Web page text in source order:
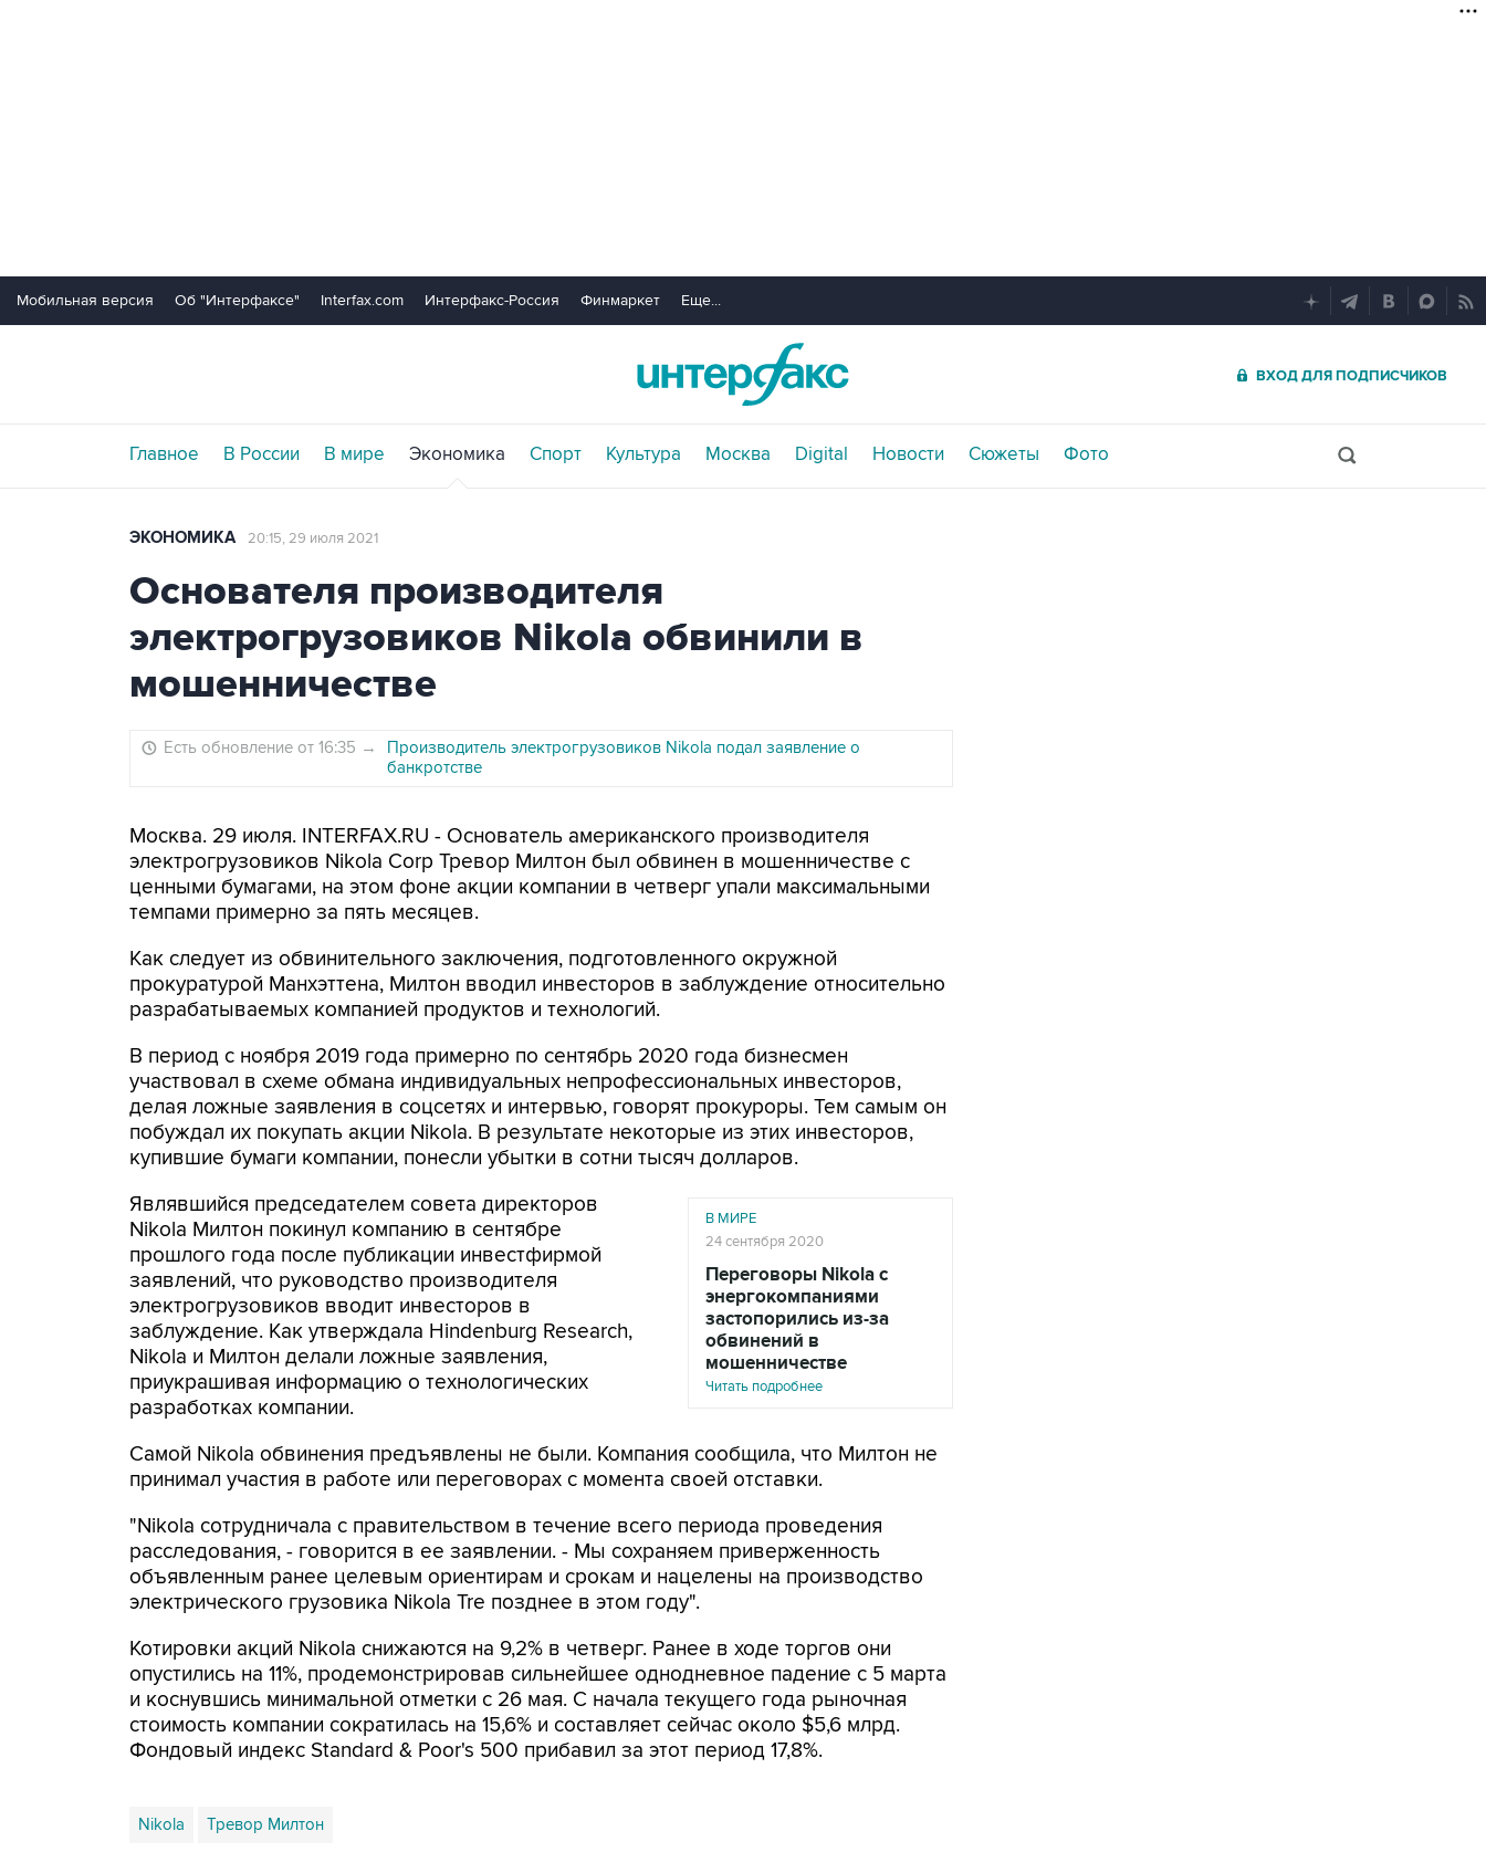
Мобильная версия Об "Интерфаксе" Interfax.com Интерфакс-Россия Финмаркет Еще...
ВХОД ДЛЯ ПОДПИСЧИКОВ
Главное В России В мире Экономика Спорт Культура Москва Digital Новости Сюжеты Фото
ЭКОНОМИКА 20:15, 29 июля 2021
Основателя производителя
электрогрузовиков Nikola обвинили в
мошенничестве
Есть обновление от 16:35 →
Производитель электрогрузовиков Nikola подал заявление о
банкротстве
Москва. 29 июля. INTERFAX.RU - Основатель американского производителя
электрогрузовиков Nikola Corp Тревор Милтон был обвинен в мошенничестве с
ценными бумагами, на этом фоне акции компании в четверг упали максимальными
темпами примерно за пять месяцев.
Как следует из обвинительного заключения, подготовленного окружной
прокуратурой Манхэттена, Милтон вводил инвесторов в заблуждение относительно
разрабатываемых компанией продуктов и технологий.
В период с ноября 2019 года примерно по сентябрь 2020 года бизнесмен
участвовал в схеме обмана индивидуальных непрофессиональных инвесторов,
делая ложные заявления в соцсетях и интервью, говорят прокуроры. Тем самым он
побуждал их покупать акции Nikola. В результате некоторые из этих инвесторов,
купившие бумаги компании, понесли убытки в сотни тысяч долларов.
В МИРЕ
24 сентября 2020
Переговоры Nikola с
энергокомпаниями
застопорились из-за
обвинений в
мошенничестве
Читать подробнее
Являвшийся председателем совета директоров
Nikola Милтон покинул компанию в сентябре
прошлого года после публикации инвестфирмой
заявлений, что руководство производителя
электрогрузовиков вводит инвесторов в
заблуждение. Как утверждала Hindenburg Research,
Nikola и Милтон делали ложные заявления,
приукрашивая информацию о технологических
разработках компании.
Самой Nikola обвинения предъявлены не были. Компания сообщила, что Милтон не
принимал участия в работе или переговорах с момента своей отставки.
"Nikola сотрудничала с правительством в течение всего периода проведения
расследования, - говорится в ее заявлении. - Мы сохраняем приверженность
объявленным ранее целевым ориентирам и срокам и нацелены на производство
электрического грузовика Nikola Tre позднее в этом году".
Котировки акций Nikola снижаются на 9,2% в четверг. Ранее в ходе торгов они
опустились на 11%, продемонстрировав сильнейшее однодневное падение с 5 марта
и коснувшись минимальной отметки с 26 мая. С начала текущего года рыночная
стоимость компании сократилась на 15,6% и составляет сейчас около $5,6 млрд.
Фондовый индекс Standard & Poor's 500 прибавил за этот период 17,8%.
Nikola Тревор Милтон